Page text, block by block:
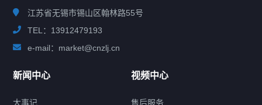
江苏省无锡市锡山区翰林路55号
TEL：13912479193
e-mail：market@cnzlj.cn
新闻中心
大事记
视频中心
售后服务